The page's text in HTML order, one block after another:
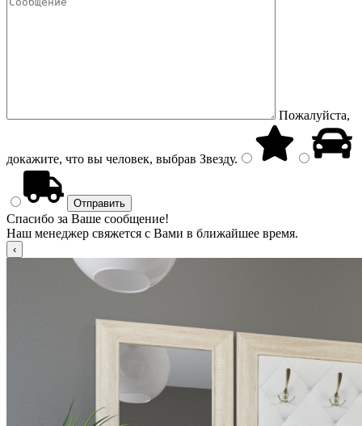
Пожалуйста,
докажите, что вы человек, выбрав Звезду.
Спасибо за Ваше сообщение!
Наш менеджер свяжется с Вами в ближайшее время.